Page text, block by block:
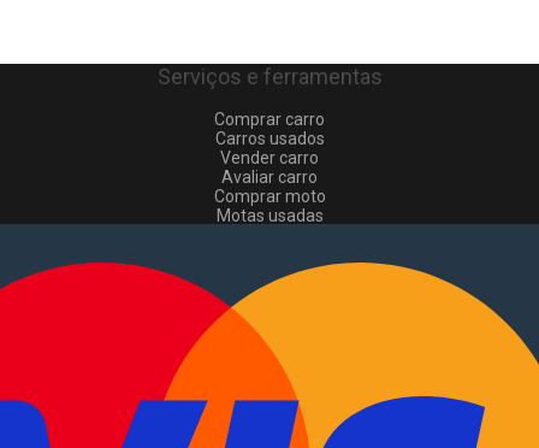
Serviços e ferramentas
Comprar carro
Carros usados
Vender carro
Avaliar carro
Comprar moto
Motas usadas
Comerciais usados
Vender comerciais
Informações
Como comprar e vender
Pacotes de anúncios
Verificar VIN e matrícula
Sitemap